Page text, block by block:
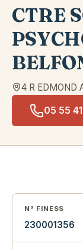
CTRE
4 R EDMOND
05 55
N° FINESS
230001356